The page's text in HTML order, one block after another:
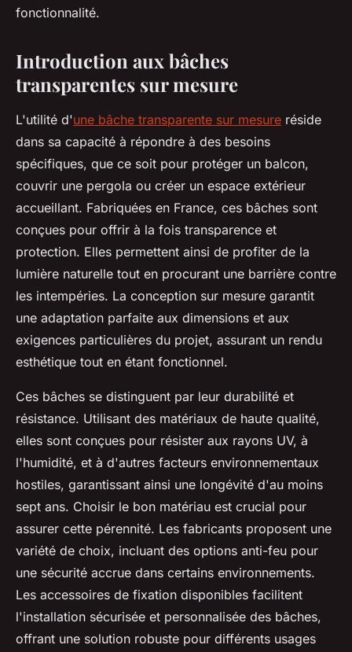
fonctionnalité.
Introduction aux bâches
transparentes sur mesure
L'utilité d'une bâche transparente sur mesure réside
dans sa capacité à répondre à des besoins
spécifiques, que ce soit pour protéger un balcon,
couvrir une pergola ou créer un espace extérieur
accueillant. Fabriquées en France, ces bâches sont
conçues pour offrir à la fois transparence et
protection. Elles permettent ainsi de profiter de la
lumière naturelle tout en procurant une barrière contre
les intempéries. La conception sur mesure garantit
une adaptation parfaite aux dimensions et aux
exigences particulières du projet, assurant un rendu
esthétique tout en étant fonctionnel.
Ces bâches se distinguent par leur durabilité et
résistance. Utilisant des matériaux de haute qualité,
elles sont conçues pour résister aux rayons UV, à
l'humidité, et à d'autres facteurs environnementaux
hostiles, garantissant ainsi une longévité d'au moins
sept ans. Choisir le bon matériau est crucial pour
assurer cette pérennité. Les fabricants proposent une
variété de choix, incluant des options anti-feu pour
une sécurité accrue dans certains environnements.
Les accessoires de fixation disponibles facilitent
l'installation sécurisée et personnalisée des bâches,
offrant une solution robuste pour différents usages